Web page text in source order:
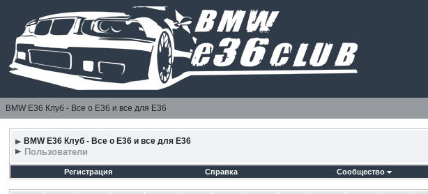
BMW E36 Клуб - Все о Е36 и все для Е36
BMW E36 Клуб - Все о Е36 и все для Е36
Пользователи
Регистрация Справка Сообщество